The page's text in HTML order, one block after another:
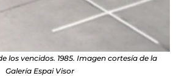
los vencidos. 1985. Imagen cortesía de la
Galería Espai Visor